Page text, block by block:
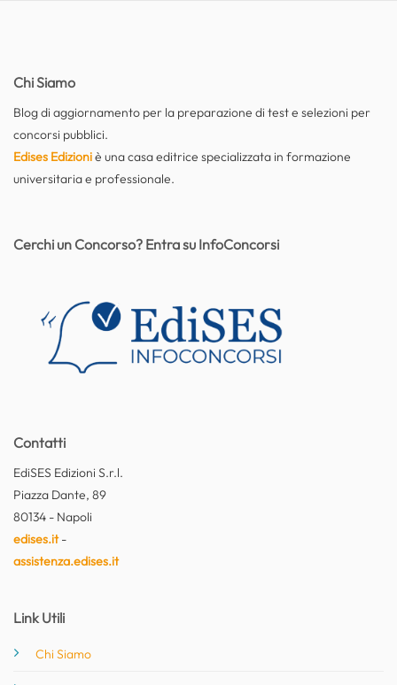
Chi Siamo
Blog di aggiornamento per la preparazione di test e selezioni per
concorsi pubblici.
Edises Edizioniè una casa editrice specializzata in formazione
universitaria e professionale.
Contatti
EdiSES Edizioni S.r.l.
Piazza Dante, 89
80134 - Napoli
edises.it-
assistenza.edises.it
Link Utili
Chi Siamo
Cerchi un Concorso? Entra su InfoConcorsi